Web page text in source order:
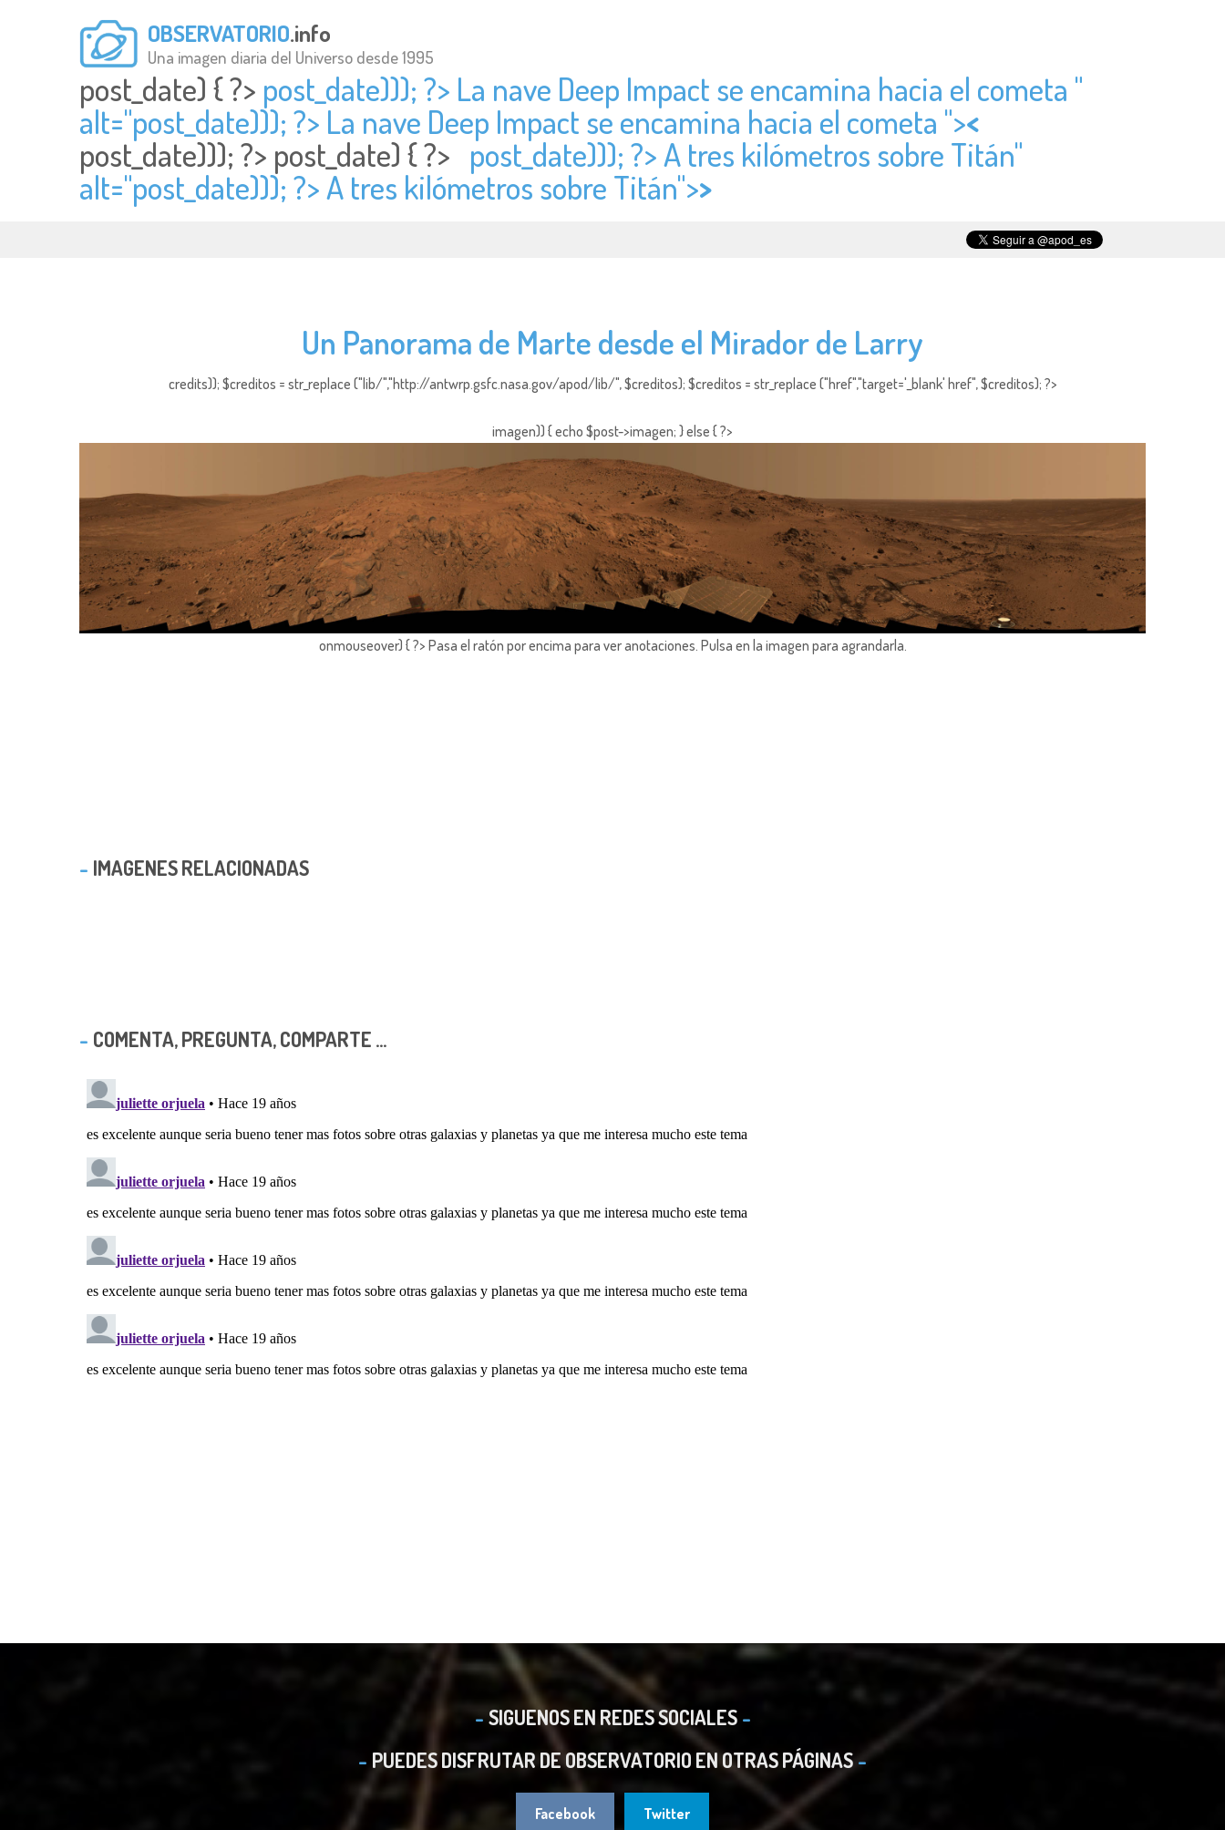
OBSERVATORIO.info
Una imagen diaria del Universo desde 1995
post_date) { ?> post_date))); ?> La nave Deep Impact se encamina hacia el cometa "
alt="post_date))); ?> La nave Deep Impact se encamina hacia el cometa "><
post_date))); ?> post_date) { ?> post_date))); ?> A tres kilómetros sobre Titán"
alt="post_date))); ?> A tres kilómetros sobre Titán">>
Un Panorama de Marte desde el Mirador de Larry
credits)); $creditos = str_replace ("lib/","http://antwrp.gsfc.nasa.gov/apod/lib/", $creditos); $creditos = str_replace ("href","target='_blank' href", $creditos); ?>
imagen)) { echo $post->imagen; } else { ?>
onmouseover) { ?> Pasa el ratón por encima para ver anotaciones. Pulsa en la imagen para agrandarla.
IMAGENES RELACIONADAS
COMENTA, PREGUNTA, COMPARTE ...
SIGUENOS EN REDES SOCIALES
PUEDES DISFRUTAR DE OBSERVATORIO EN OTRAS PÁGINAS
Facebook Twitter